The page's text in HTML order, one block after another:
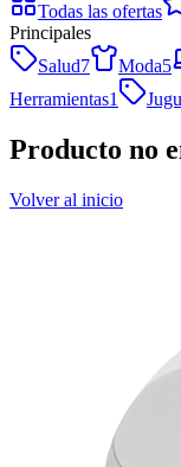
Todas las ofertas
Principales
Salud7 Moda5
Herramientas1
Producto no
Volver al inicio